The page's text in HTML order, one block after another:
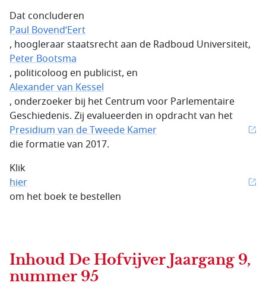
Dat concluderen
Paul Bovend’Eert
, hoogleraar staatsrecht aan de Radboud Universiteit,
Peter Bootsma
, politicoloog en publicist, en
Alexander van Kessel
, onderzoeker bij het Centrum voor Parlementaire
Geschiedenis. Zij evalueerden in opdracht van het
Presidium van de Tweede Kamer
die formatie van 2017.
Klik
hier
om het boek te bestellen
Inhoud De Hofvijver Jaargang 9,
nummer 95